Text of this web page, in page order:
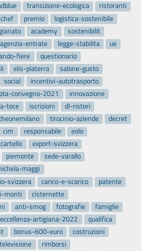
transizione-ecologica
ristoranti
chef premio
logistica-sostenibile
academy
sostenibilit
agenzia-entrate legge-stabilita
ue
fiere
questionario
elis-piaterra
salone-gusto
social
incentivi-autotrasporto
convegno-2021
innovazione
toce iscrizioni
dl-ristori
tirocinio-aziende
decret
cim responsabile
eolo
cartello
export-svizzera
piemonte
sede-varallo
maggi
svizzera
carico-e-scarico
patente
monti
cisternette
anti-smog fotografie
famiglie
artigiana-2022
qualifica
bonus-600-euro
costruzioni
televisione
rimborsi